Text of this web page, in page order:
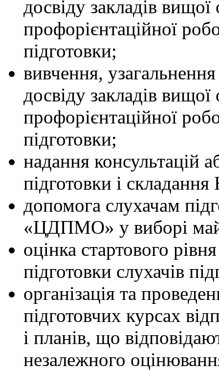
досвіду закладів
профорієнтаційної
підготовки;
вивчення,
досвіду закладів
профорієнтаційної
підготовки;
надання консультацій
підготовки і
допомога слухачам
«ЦДПМО» у виборі
оцінка стартового
підготовки слухачів
організація та
підготовчих курсах
і планів, що
незалежного